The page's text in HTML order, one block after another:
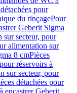
pour
du rinçagePour
Geberit Sigma
sur secteur, pour
alimentation sur
8 cmPièces
réservoirs à
sur secteur, pour
détachées pour
encastrer Geberit